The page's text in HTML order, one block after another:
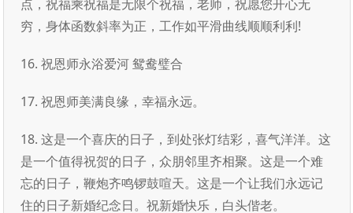
点，祝福乘祝福是无限个祝福，老师，祝愿您开心无
穷，身体函数斜率为正，工作如平滑曲线顺顺利利!
16. 祝恩师永浴爱河 鸳鸯璧合
17. 祝恩师美满良缘，幸福永远。
18. 这是一个喜庆的日子，到处张灯结彩，喜气洋洋。这
是一个值得祝贺的日子，众朋邻里齐相聚。这是一个难
忘的日子，鞭炮齐鸣锣鼓喧天。这是一个让我们永远记
住的日子新婚纪念日。祝新婚快乐，白头偕老。